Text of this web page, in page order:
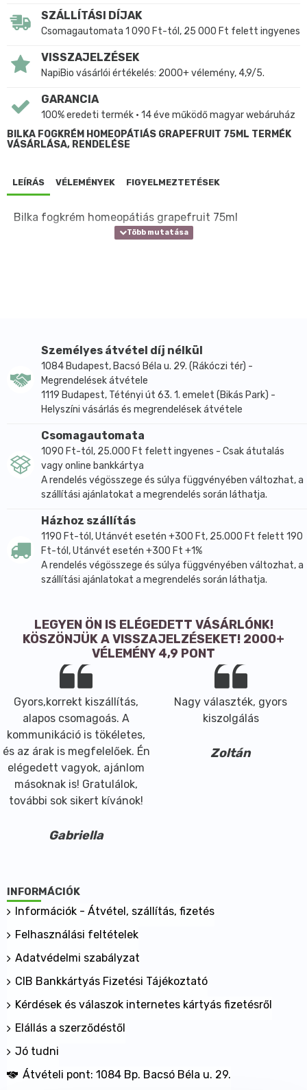
SZÁLLÍTÁSI DÍJAK
Csomagautomata 1 090 Ft-tól, 25 000 Ft felett ingyenes
VISSZAJELZÉSEK
NapiBio vásárlói értékelés: 2000+ vélemény, 4,9/5.
GARANCIA
100% eredeti termék • 14 éve működő magyar webáruház
BILKA FOGKRÉM HOMEOPÁTIÁS GRAPEFRUIT 75ML TERMÉK
VÁSÁRLÁSA, RENDELÉSE
LEÍRÁS VÉLEMÉNYEK FIGYELMEZTETÉSEK
Bilka fogkrém homeopátiás grapefruit 75ml
Személyes átvétel díj nélkül
1084 Budapest, Bacsó Béla u. 29. (Rákóczi tér) -
Megrendelések átvétele
1119 Budapest, Tétényi út 63. 1. emelet (Bikás Park) -
Helyszíni vásárlás és megrendelések átvétele
Csomagautomata
1090 Ft-tól, 25.000 Ft felett ingyenes - Csak átutalás
vagy online bankkártya
A rendelés végösszege és súlya függvényében változhat, a
szállítási ajánlatokat a megrendelés során láthatja.
Házhoz szállítás
1190 Ft-tól, Utánvét esetén +300 Ft, 25.000 Ft felett 190
Ft-tól, Utánvét esetén +300 Ft +1%
A rendelés végösszege és súlya függvényében változhat, a
szállítási ajánlatokat a megrendelés során láthatja.
LEGYEN ÖN IS ELÉGEDETT VÁSÁRLÓNK!
KÖSZÖNJÜK A VISSZAJELZÉSEKET! 2000+
VÉLEMÉNY 4,9 PONT
Gyors,korrekt kiszállítás,
alapos csomagoás. A
kommunikáció is tökéletes,
és az árak is megfelelőek. Én
elégedett vagyok, ajánlom
másoknak is! Gratulálok,
további sok sikert kívánok!
Gabriella
Nagy választék, gyors
kiszolgálás
Zoltán
INFORMÁCIÓK
Információk - Átvétel, szállítás, fizetés
Felhasználási feltételek
Adatvédelmi szabályzat
CIB Bankkártyás Fizetési Tájékoztató
Kérdések és válaszok internetes kártyás fizetésről
Elállás a szerződéstől
Jó tudni
Átvételi pont: 1084 Bp. Bacsó Béla u. 29.